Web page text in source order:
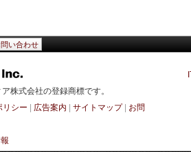
い合わせ
株式会社の登録商標です。
リシー 広告案内 サイトマップ| お問